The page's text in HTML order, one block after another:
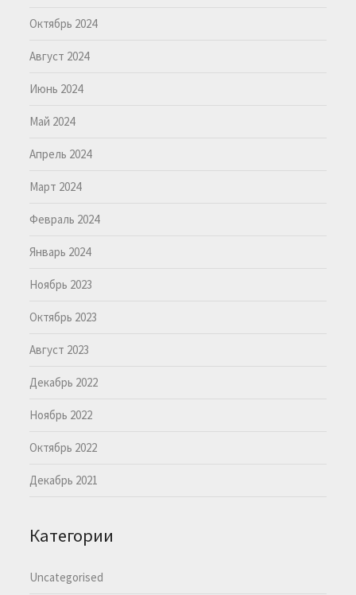
Октябрь 2024
Август 2024
Июнь 2024
Май 2024
Апрель 2024
Март 2024
Февраль 2024
Январь 2024
Ноябрь 2023
Октябрь 2023
Август 2023
Декабрь 2022
Ноябрь 2022
Октябрь 2022
Декабрь 2021
Категории
Uncategorised